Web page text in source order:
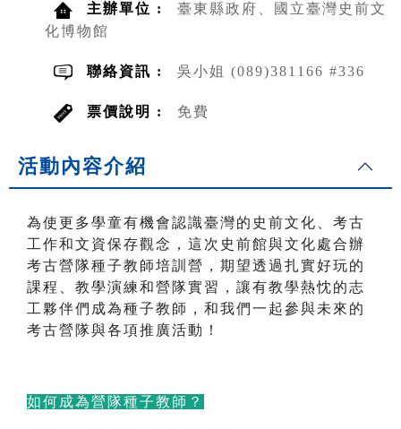
主辦單位 :
臺東縣政府、國立臺灣史前文
化博物館
聯絡資訊 : 吳小姐 (089)381166 #336
票價說明 : 免費
活動內容介紹
為使更多學童有機會認識臺灣的史前文化、考古
工作和文資保存觀念，這次史前館與文化處合辦
考古營隊種子教師培訓營，期望透過扎實好玩的
課程、教學演練和營隊實習，讓有教學熱忱的志
工夥伴們成為種子教師，和我們一起參與未來的
考古營隊與各項推廣活動！
如何成為營隊種子教師？